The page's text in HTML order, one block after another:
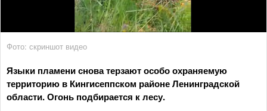
Фото: скриншот видео
Языки пламени снова терзают особо охраняемую
территорию в Кингисеппском районе Ленинградской
области. Огонь подбирается к лесу.